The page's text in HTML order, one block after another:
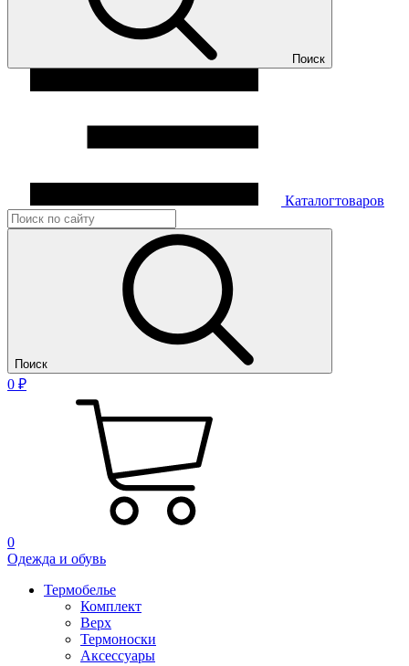
Поиск
Каталогтоваров
Поиск
0 ₽
0
Одежда и обувь
Термобелье
Комплект
Верх
Термоноски
Аксессуары